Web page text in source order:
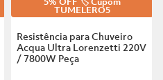
TUMELERO5
Resistência para Chuveiro
Acqua Ultra Lorenzetti 220V
/ 7800W Peça